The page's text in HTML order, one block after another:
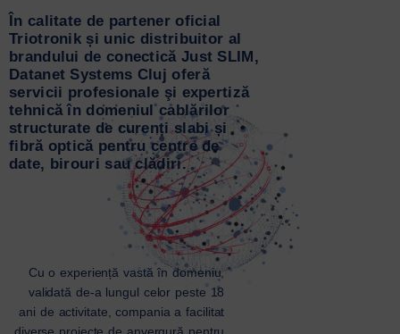
În calitate de partener oficial
Triotronik și unic distribuitor al
brandului de conectică Just SLIM,
Datanet Systems Cluj oferă
servicii profesionale şi expertiză
tehnică în domeniul cablărilor
structurate de curenți slabi și
fibră optică pentru centre de
date, birouri sau clădiri.
Cu o experiență vastă în domeniu,
validată de-a lungul celor peste 18
ani de activitate, compania a facilitat